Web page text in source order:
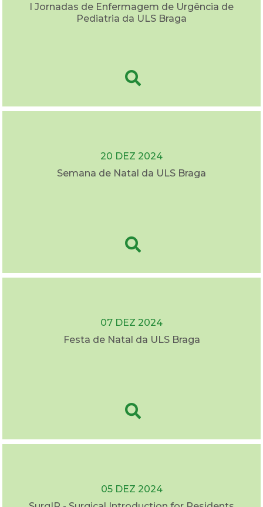
I Jornadas de Enfermagem de Urgência de
Pediatria da ULS Braga
20 DEZ 2024
Semana de Natal da ULS Braga
07 DEZ 2024
Festa de Natal da ULS Braga
05 DEZ 2024